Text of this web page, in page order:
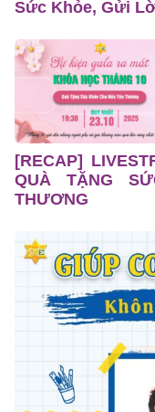
Sức Khỏe, Gửi
[RECAP]
QUÀ TẶNG
THƯƠNG